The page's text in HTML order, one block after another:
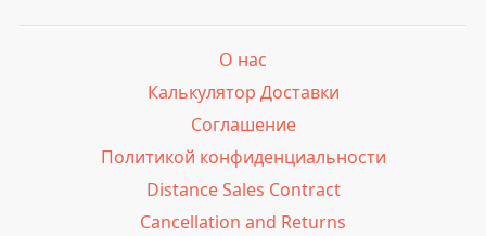
О нас
Калькулятор Доставки
Соглашение
Политикой конфиденциальности
Distance Sales Contract
Cancellation and Returns